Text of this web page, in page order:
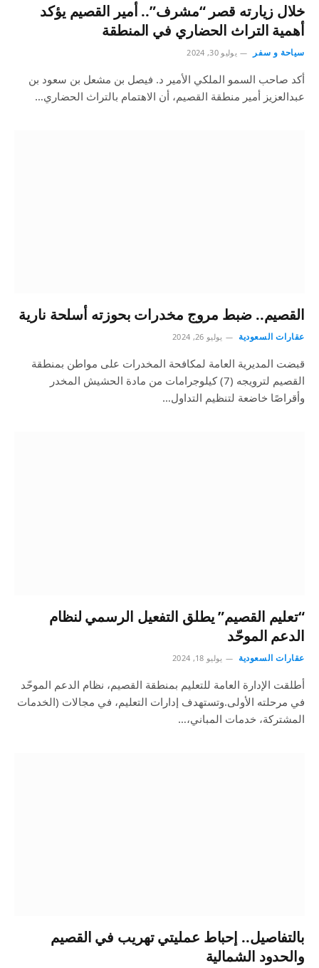
خلال زيارته قصر “مشرف”.. أمير القصيم يؤكد
أهمية التراث الحضاري في المنطقة
سياحة و سفر يوليو 30, 2024
أكد صاحب السمو الملكي الأمير د. فيصل بن مشعل بن سعود بن
عبدالعزيز أمير منطقة القصيم، أن الاهتمام بالتراث الحضاري…
القصيم.. ضبط مروج مخدرات بحوزته أسلحة نارية
عقارات السعودية يوليو 26, 2024
قبضت المديرية العامة لمكافحة المخدرات على مواطن بمنطقة
القصيم لترويجه (7) كيلوجرامات من مادة الحشيش المخدر
وأقراصًا خاضعة لتنظيم التداول…
“تعليم القصيم‬⁩” يطلق التفعيل الرسمي لنظام
الدعم الموحّد
عقارات السعودية يوليو 18, 2024
أطلقت الإدارة العامة للتعليم بمنطقة القصيم، نظام الدعم الموحّد
في مرحلته الأولى.وتستهدف إدارات التعليم، في مجالات (الخدمات
المشتركة، خدمات المباني،…
بالتفاصيل.. إحباط عمليتي تهريب في القصيم
والحدود الشمالية